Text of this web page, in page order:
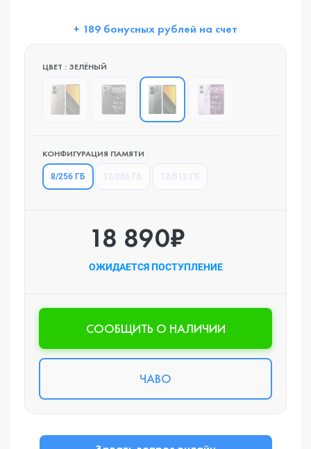
+ 189 бонусных рублей на счет
ЦВЕТ : ЗЕЛЁНЫЙ
КОНФИГУРАЦИЯ ПАМЯТИ
8/256 ГБ
18 890₽
ОЖИДАЕТСЯ ПОСТУПЛЕНИЕ
CООБЩИТЬ О НАЛИЧИИ
ЧАВО